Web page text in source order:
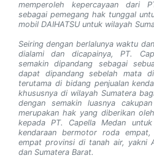
memperoleh kepercayaan dari
sebagai pemegang hak tunggal
mobil DAIHATSU untuk wilayah
Seiring dengan berlalunya waktu
dialami dan dicapainya, PT.
semakin dipandang sebagai
dapat dipandang sebelah mata
terutama di bidang penjualan
khususnya di wilayah Sumatera
dengan semakin luasnya
merupakan hak yang diberikan
kepada PT. Capella Medan
kendaraan bermotor roda
empat provinsi di tanah air, yakni
dan Sumatera Barat.